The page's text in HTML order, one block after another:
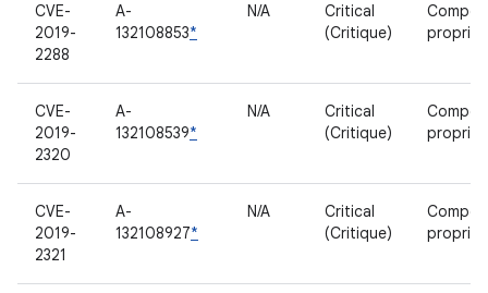
CVE-
2019-
2288
A-
132108853*
N/A
Critical
(Critique)
CVE-
2019-
2320
A-
132108539*
N/A
Critical
(Critique)
CVE-
2019-
2321
A-
132108927*
N/A
Critical
(Critique)